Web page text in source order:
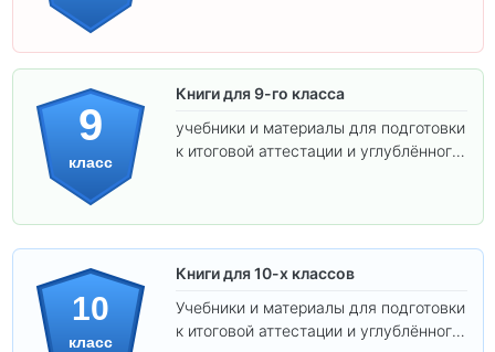
9
класс
Книги для 9-го класса
учебники и материалы для подготовки
к итоговой аттестации и углублённого
10
класс
Книги для 10-х классов
Учебники и материалы для подготовки
к итоговой аттестации и углублённого